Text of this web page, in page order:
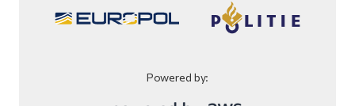
Powered by: